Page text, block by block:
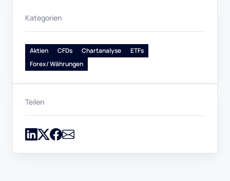
Kategorien
Aktien CFDs Chartanalyse
ETFs
Forex/ Währungen
Teilen